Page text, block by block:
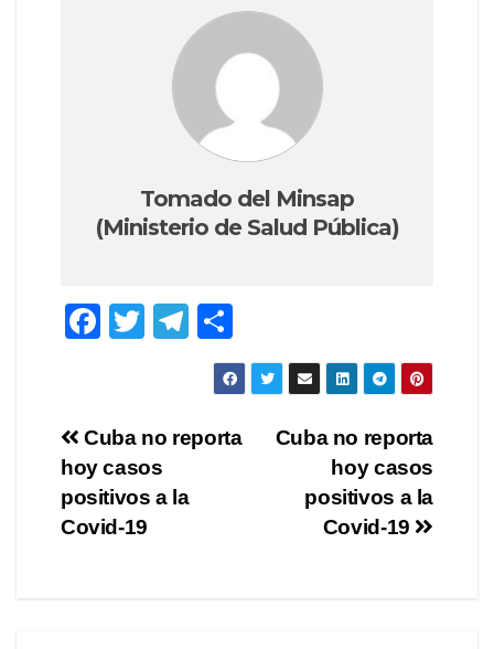
Tomado del Minsap
(Ministerio de Salud Pública)
F
e
b
o
o
T
er
T
el
gr
a
m
o
m
p
Navegación
de
entradas
Cuba no reporta
hoy casos
positivos a la
Covid-19
Cuba no reporta
hoy casos
positivos a la
Covid-19